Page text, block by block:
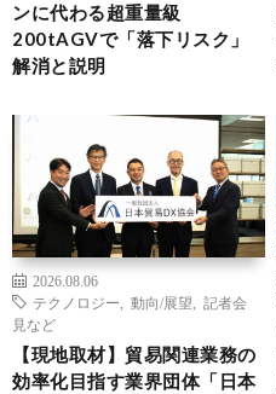
ンに代わる超重量級
200tAGVで「落下リスク」
解消と説明
2026.08.06
テクノロジー
動向/展望
記者会
見など
【現地取材】貿易関連業務の
効率化目指す業界団体「日本